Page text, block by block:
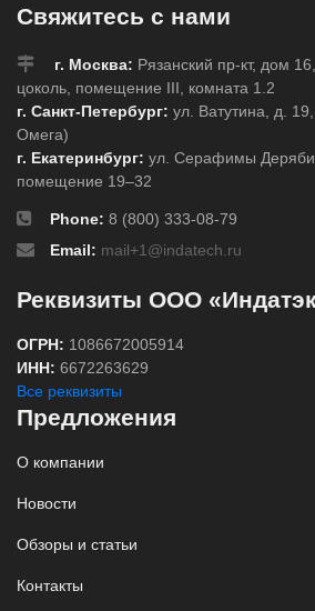
Свяжитесь с нами
г. Москва: Рязанский пр-кт, дом
цоколь, помещение III, комната 1.2
г. Санкт-Петербург: ул. Ватутина, д.
Омега)
г. Екатеринбург: ул. Серафимы
помещение 19–32
Phone: 8 (800) 333-08-79
Email: mail+1@indatech.ru
Реквизиты ООО
ОГРН: 1086672005914
ИНН: 6672263629
Все реквизиты
Предложения
О компании
Новости
Обзоры и статьи
Контакты